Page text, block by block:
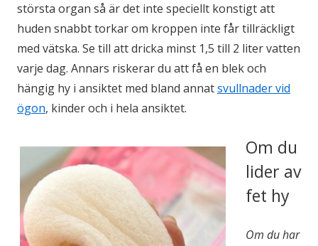
största organ så är det inte speciellt konstigt att
huden snabbt torkar om kroppen inte får tillräckligt
med vätska. Se till att dricka minst 1,5 till 2 liter vatten
varje dag. Annars riskerar du att få en blek och
hängig hy i ansiktet med bland annatsvullnader vid
ögon, kinder och i hela ansiktet.
Om du
lider av
fet hy
Om du har